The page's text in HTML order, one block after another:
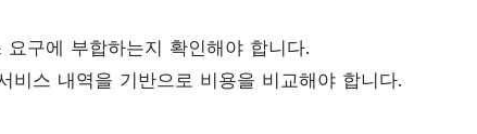
구에 부합하는지 확인해야 합니다.
비스 내역을 기반으로 비용을 비교해야 합니다.